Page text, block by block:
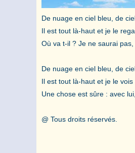
De nuage en ciel bleu, de
Il est tout là-haut et je le
Où va t-il ? Je ne saurai pas,
De nuage en ciel bleu, de
Il est tout là-haut et je le vois
Une chose est sûre : avec
@ Tous droits réservés.